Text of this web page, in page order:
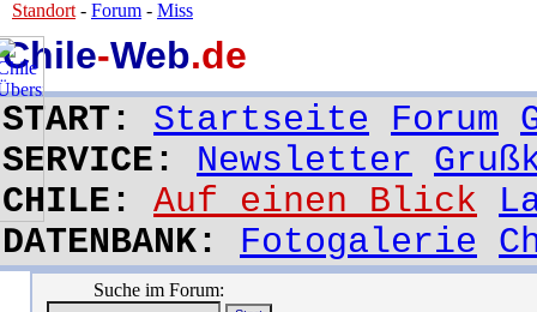
Chile-Web.de
START: Startseite Forum
SERVICE: Newsletter
CHILE: Auf einen Blick
DATENBANK: Fotogalerie
Standort - Forum - Miss
Suche im Forum: